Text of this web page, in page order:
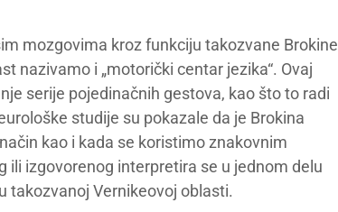
mozgovima kroz funkciju takozvane Brokine
nazivamo i „motorički centar jezika“. Ovaj
serije pojedinačnih gestova, kao što to radi
studije su pokazale da je Brokina
kao i kada se koristimo znakovnim
ili izgovorenog interpretira se u jednom delu
takozvanoj Vernikeovoj oblasti.